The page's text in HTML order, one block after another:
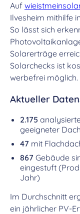
Auf
Ilvesheim mithilfe
So lässt sich
Solarerträge
Solarchecks ist
werbefrei möglich.
Aktueller
2.175
geeigneter
47 mit
867 Gebäude
eingestuft
Jahr)
Im Durchschnitt
ein jährlicher PV-